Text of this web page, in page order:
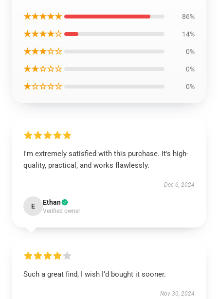
★★★★★ 86%
★★★★☆ 14%
★★★☆☆ 0%
★★☆☆☆ 0%
★☆☆☆☆ 0%
I'm extremely satisfied with this purchase. It's high-
quality, practical, and works flawlessly.
Dec 6, 2024
E Ethan
Verified owner
Such a great find, I wish I’d bought it sooner.
Nov 30, 2024